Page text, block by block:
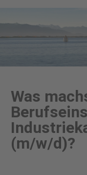
Was
(m/w/d)?